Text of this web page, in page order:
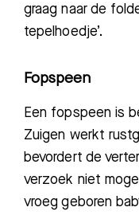
graag naar de
tepelhoedje’.
Fopspeen
Een fopspeen is
Zuigen werkt
bevordert de
verzoek niet
vroeg geboren